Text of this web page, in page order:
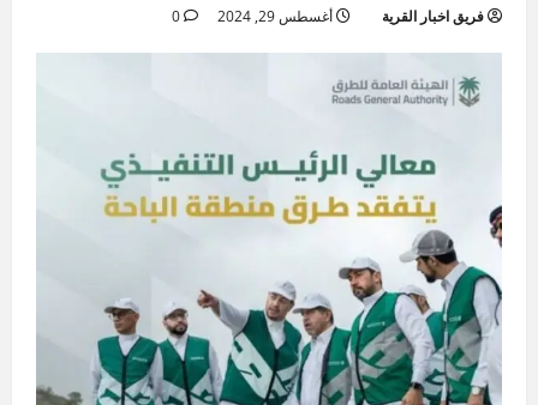
فريق اخبار القرية أغسطس 29, 2024 0